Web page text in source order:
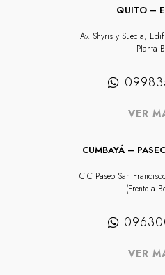
QUITO –
Av. Shyris y Suecia,
Planta
VER
CUMBAYÁ –
C.C Paseo San
(Frente a
VER